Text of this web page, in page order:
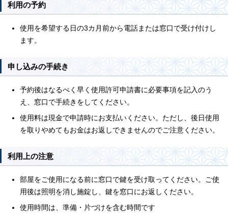
利用の予約
使用を希望する日の3カ月前から電話または窓口で受け付けし
ます。
申し込みの手続き
予約後はなるべく早く使用許可申請書に必要事項を記入のう
え、窓口で手続きをしてください。
使用料は現金で申請時にお支払いください。ただし、後日使用
を取りやめてもお金はお返しできませんのでご注意ください。
利用上の注意
部屋をご使用になる前に窓口で鍵を受け取ってください。ご使
用後は照明を消し施錠し、鍵を窓口にお返しください。
使用時間は、準備・片づけを含む時間です